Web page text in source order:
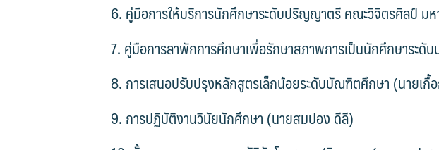
6. คู่มือการให้บริการนักศึกษาระดับปริญญาตรี คณะวิจิตรศิลป์ ม
7. คู่มือการลาพักการศึกษาเพื่อรักษาสภาพการเป็นนักศึกษาระ
8. การเสนอปรับปรุงหลักสูตรเล็กน้อยระดับบัณฑิตศึกษา (นายเ
9. การปฏิบัติงานวินัยนักศึกษา (นายสมปอง ดีลี)